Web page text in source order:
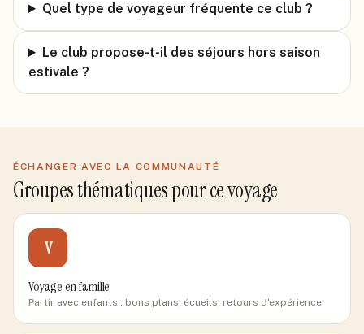
Quel type de voyageur fréquente ce club ?
Le club propose-t-il des séjours hors saison
estivale ?
ÉCHANGER AVEC LA COMMUNAUTÉ
Groupes thématiques pour ce voyage
V
Voyage en famille
Partir avec enfants : bons plans, écueils, retours d'expérience.